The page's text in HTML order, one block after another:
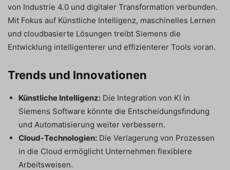
von Industrie 4.0 und digitaler Transformation verbunden.
Mit Fokus auf Künstliche Intelligenz, maschinelles Lernen
und cloudbasierte Lösungen treibt Siemens die
Entwicklung intelligenterer und effizienterer Tools voran.
Trends und Innovationen
Künstliche Intelligenz: Die Integration von KI in
Siemens Software könnte die Entscheidungsfindung
und Automatisierung weiter verbessern.
Cloud-Technologien: Die Verlagerung von Prozessen
in die Cloud ermöglicht Unternehmen flexiblere
Arbeitsweisen.